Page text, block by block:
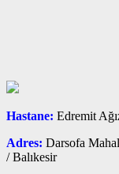
Hastane: Edremit
Adres: Darsofa
/ Balıkesir